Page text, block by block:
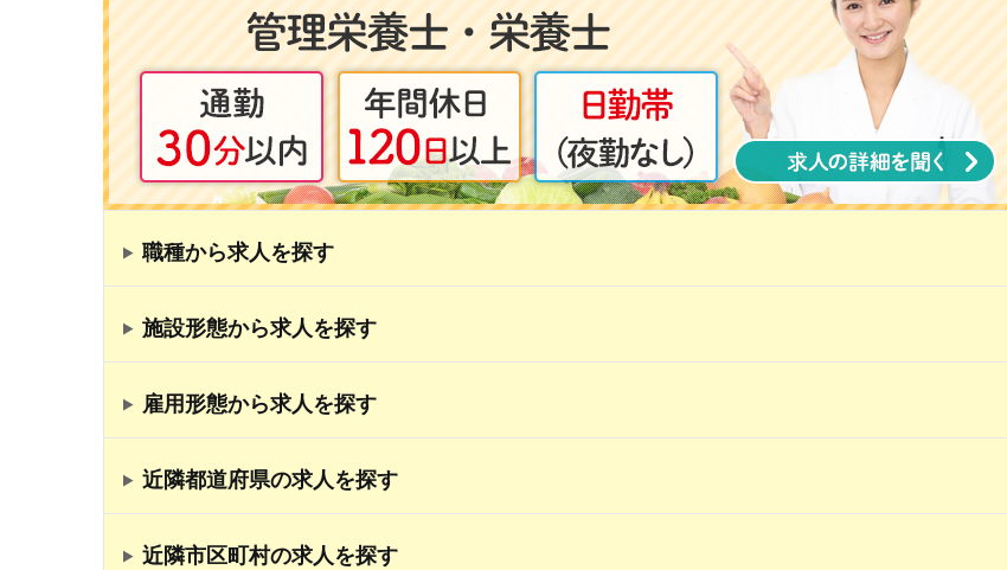
職種から求人を探す
施設形態から求人を探す
雇用形態から求人を探す
近隣都道府県の求人を探す
近隣市区町村の求人を探す